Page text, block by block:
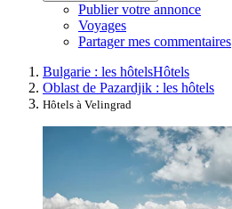
Publier votre annonce
Voyages
Partager mes commentaires
Bulgarie : les hôtelsHôtels
Oblast de Pazardjik : les hôtels
Hôtels à Velingrad